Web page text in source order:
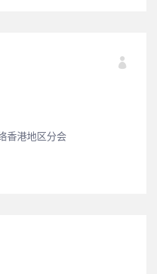
香港地区分会